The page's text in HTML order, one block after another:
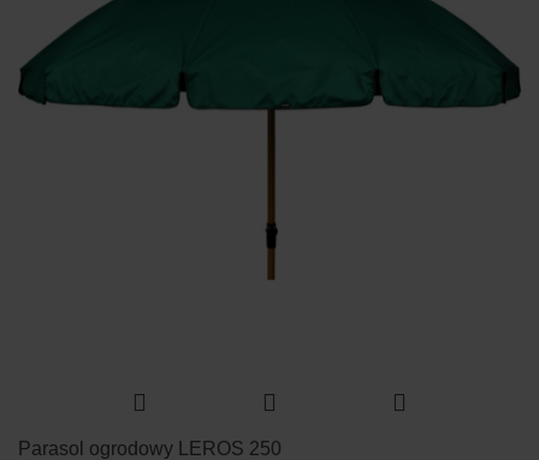
Parasol ogrodowy LEROS 250